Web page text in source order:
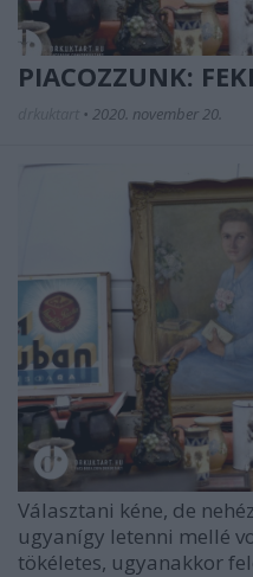
PIACOZZUNK:
• 2020. november 20.
Választani kéne, de
ugyanígy letenni mellé
tökéletes, ugyanakkor